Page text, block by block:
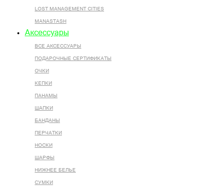
LOST MANAGEMENT CITIES
MANASTASH
Аксессуары
ВСЕ AКСЕССУАРЫ
ПОДАРОЧНЫЕ СЕРТИФИКАТЫ
ОЧКИ
КЕПКИ
ПАНАМЫ
ШАПКИ
БАНДАНЫ
ПЕРЧАТКИ
НОСКИ
ШАРФЫ
НИЖНЕЕ БЕЛЬЕ
СУМКИ